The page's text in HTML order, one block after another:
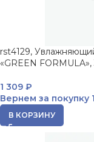
rst4129,
«GREEN
1 309 ₽
Вернем за покупку
В КОРЗИНУ